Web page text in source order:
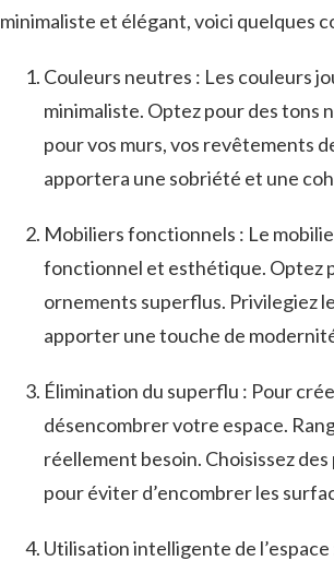
minimaliste ​et élégant, voici quelques
Couleurs​ neutres ​: Les couleurs
⁢minimaliste. ⁣Optez pour des tons
pour vos murs, vos⁤ revêtements
apportera une sobriété et une
Mobiliers fonctionnels ⁣:⁣ Le⁤
fonctionnel ⁤et esthétique. Optez
ornements superflus. Privilegiez
apporter une touche de
Élimination du ‍superflu : Pour‍
désencombrer votre espace.
réellement besoin.​ Choisissez
pour éviter d’encombrer les
Utilisation intelligente de